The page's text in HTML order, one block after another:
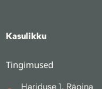
Kasulikku
Tingimused
Hariduse 1, Räpina